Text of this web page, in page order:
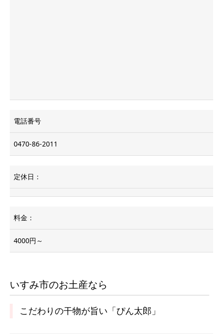
電話番号
0470-86-2011
定休日：
料金：
4000円～
いすみ市のお土産なら
こだわりの干物が旨い「ぴん太郎」